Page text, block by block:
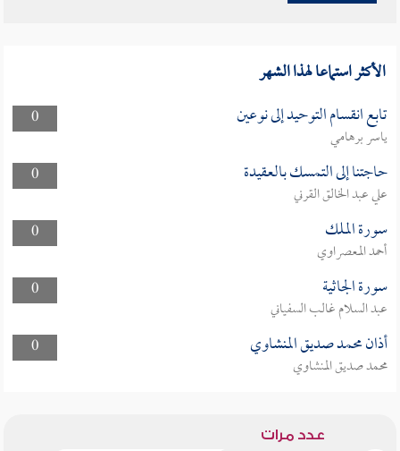
الأكثر استماعا لهذا الشهر
0 تابع انقسام التوحيد إلى نوعين
ياسر برهامي
0
حاجتنا إلى التمسك بالعقيدة
علي عبد الخالق القرني
0
سورة الملك
أحمد المعصراوي
0
سورة الجاثية
عبد السلام غالب السفياني
0
أذان محمد صديق المنشاوي
محمد صديق المنشاوي
عدد مرات